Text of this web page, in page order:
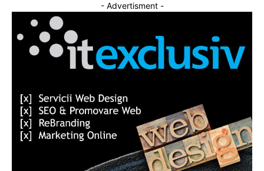
- Advertisment -